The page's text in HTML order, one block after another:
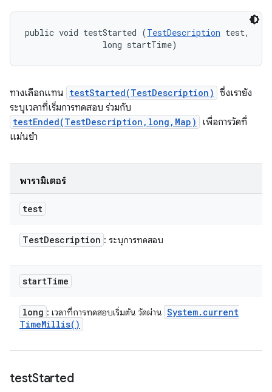
public void testStarted (TestDescription test,
                long startTime)
ทางเลือกแทน testStarted(TestDescription) ซึ่งเรายัง
ระบุเวลาที่เริ่มการทดสอบ ร่วมกับ
testEnded(TestDescription,long,Map)
เพื่อการวัดที่
แม่นยำ
พารามิเตอร์
test
TestDescription : ระบุการทดสอบ
startTime
long : เวลาที่การทดสอบเริ่มต้น วัดผ่าน System. current
TimeMillis( )
testStarted